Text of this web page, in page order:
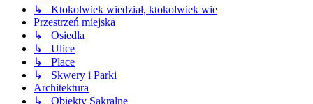
↳ Ktokolwiek wiedział, ktokolwiek wie
Przestrzeń miejska
↳ Osiedla
↳ Ulice
↳ Place
↳ Skwery i Parki
Architektura
↳ Obiekty Sakralne